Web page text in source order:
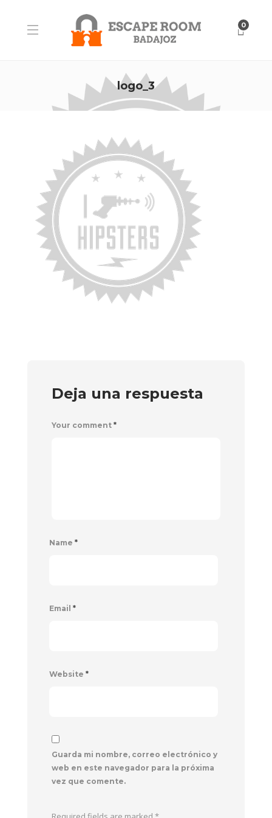
0
logo_3
Deja una respuesta
Your comment *
Name *
Email *
Website *
Guarda mi nombre, correo electrónico y
web en este navegador para la próxima
vez que comente.